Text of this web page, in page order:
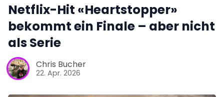
Netflix-Hit «Heartstopper»
bekommt ein Finale – aber nicht
als Serie
Chris Bucher
22. Apr. 2026